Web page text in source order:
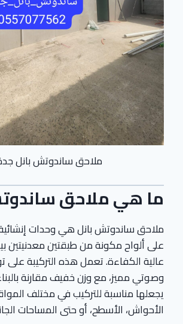
ملاحق ساندوتش بانل
ما هي ملاحق
ملاحق ساندوتش بانل هي وحدات
على ألواح مكونة من طبقتين معدنيتين
عالية الكفاءة. تعمل هذه التركيبة على
وصوتي مميز، مع وزن خفيف مقارنة
يجعلها مناسبة للتركيب في مختلف
الأحواش، الأسطح، أو حتى المساحات